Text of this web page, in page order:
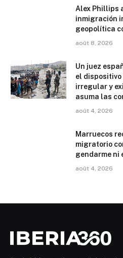
Alex Phillips
inmigración
geopolítica
août 8, 2026
Un juez
el
irregular y
asuma las
août 4, 2026
Marruecos
migratorio
gendarme ni
août 4, 2026